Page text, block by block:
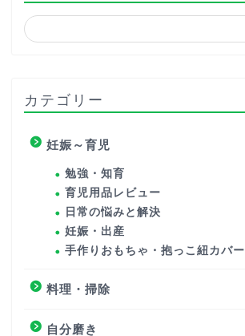
カテゴリー
妊娠～育児
勉強・知育
育児用品レビュー
日常の悩みと解決
妊娠・出産
手作りおもちゃ・抱っこ紐カバー
料理・掃除
自分磨き